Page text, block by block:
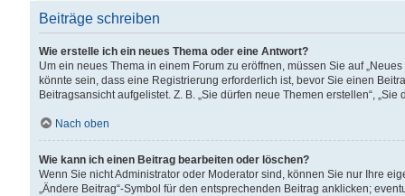
Beiträge schreiben
Wie erstelle ich ein neues Thema oder eine Antwort?
Um ein neues Thema in einem Forum zu eröffnen, müssen Sie auf
könnte sein, dass eine Registrierung erforderlich ist, bevor Sie einen
Beitragsansicht aufgelistet. Z. B. „Sie dürfen neue Themen erstellen“,
Nach oben
Wie kann ich einen Beitrag bearbeiten oder löschen?
Wenn Sie nicht Administrator oder Moderator sind, können Sie nur Ihre
„Ändere Beitrag“-Symbol für den entsprechenden Beitrag anklicken;